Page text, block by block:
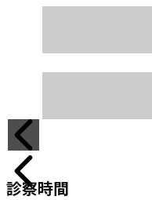
診察時間